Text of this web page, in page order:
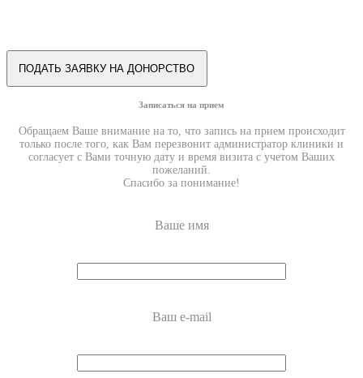
Записаться на прием
Обращаем Ваше внимание на то, что запись на прием происходит
только после того, как Вам перезвонит администратор клиники и
согласует с Вами точную дату и время визита с учетом Ваших
пожеланий.
Спасибо за понимание!
Ваше имя
Ваш e-mail